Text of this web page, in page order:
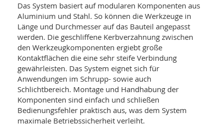
Das System basiert auf modularen Komponenten aus
Aluminium und Stahl. So können die Werkzeuge in
Länge und Durchmesser auf das Bauteil angepasst
werden. Die geschliffene Kerbverzahnung zwischen
den Werkzeugkomponenten ergiebt große
Kontaktflächen die eine sehr steife Verbindung
gewährleisten. Das System eignet sich für
Anwendungen im Schrupp- sowie auch
Schlichtbereich. Montage und Handhabung der
Komponenten sind einfach und schließen
Bedienungsfehler praktisch aus, was dem System
maximale Betriebssicherheit verleiht.